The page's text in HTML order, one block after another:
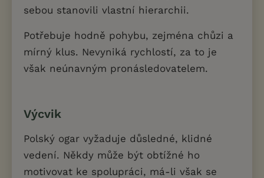
sebou stanovili vlastní hierarchii.
Potřebuje hodně pohybu, zejména chůzi a
mírný klus. Nevyniká rychlostí, za to je
však neúnavným pronásledovatelem.
Výcvik
Polský ogar vyžaduje důsledné, klidné
vedení. Někdy může být obtížné ho
motivovat ke spolupráci, má-li však se